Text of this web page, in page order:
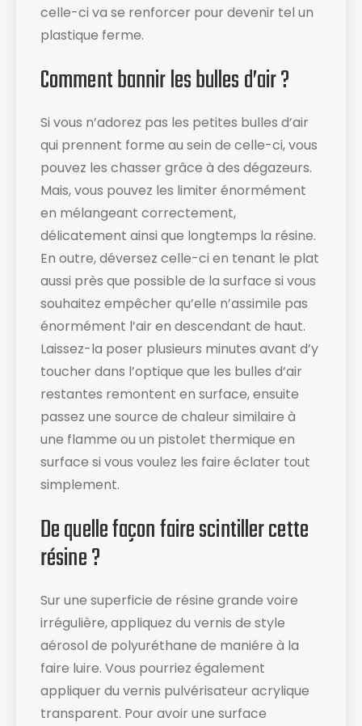
celle-ci va se renforcer pour devenir tel un
plastique ferme.
Comment bannir les bulles d’air ?
Si vous n’adorez pas les petites bulles d’air
qui prennent forme au sein de celle-ci, vous
pouvez les chasser grâce à des dégazeurs.
Mais, vous pouvez les limiter énormément
en mélangeant correctement,
délicatement ainsi que longtemps la résine.
En outre, déversez celle-ci en tenant le plat
aussi près que possible de la surface si vous
souhaitez empêcher qu’elle n’assimile pas
énormément l’air en descendant de haut.
Laissez-la poser plusieurs minutes avant d’y
toucher dans l’optique que les bulles d’air
restantes remontent en surface, ensuite
passez une source de chaleur similaire à
une flamme ou un pistolet thermique en
surface si vous voulez les faire éclater tout
simplement.
De quelle façon faire scintiller cette
résine ?
Sur une superficie de résine grande voire
irrégulière, appliquez du vernis de style
aérosol de polyuréthane de maniére à la
faire luire. Vous pourriez également
appliquer du vernis pulvérisateur acrylique
transparent. Pour avoir une surface